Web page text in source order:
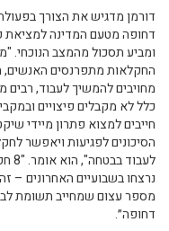
דורמן מדגיש את הצורך
דחופה מטעם המדינה למציאת
ומביע תסכול מהמצב הנוכחי.
החקלאות מתפרנסים האנשים,
מחויבים להמשיך לעבוד, רבים
כלל לא מקבלים פיצויים
חייבים למצוא פתרון מיידי
הסיכונים לפגיעות ויאפשר
נרצחו בשבועיים האחרונים –
מספר עצום שמחייב תשומת לב
דחופה״.